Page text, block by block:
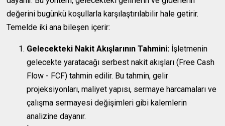
değerini bugünkü koşullarla karşılaştırılabilir hale getirir.
Temelde iki ana bileşen içerir:
Gelecekteki Nakit Akışlarının Tahmini: İşletmenin
gelecekte yaratacağı serbest nakit akışları (Free Cash
Flow - FCF) tahmin edilir. Bu tahmin, gelir
projeksiyonları, maliyet yapısı, sermaye harcamaları ve
çalışma sermayesi değişimleri gibi kalemlerin
analizine dayanır.